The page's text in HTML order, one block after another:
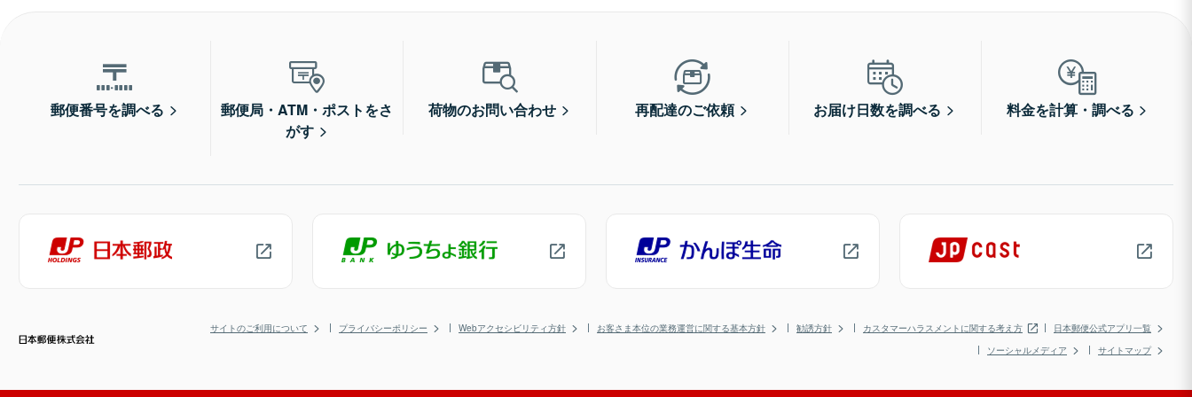
郵便番号を調べる
郵便局・ATM・ポストをさ
がす
荷物のお問い合わせ 再配達のご依頼 お届け日数を調べる 料金を計算・調べる
サイトのご利用について プライバシーポリシー Webアクセシビリティ方針 お客さま本位の業務運営に関する基本方針 勧誘方針 カスタマーハラスメントに関する考え方
日本郵便公式アプリ一覧
ソーシャルメディア
サイトマップ